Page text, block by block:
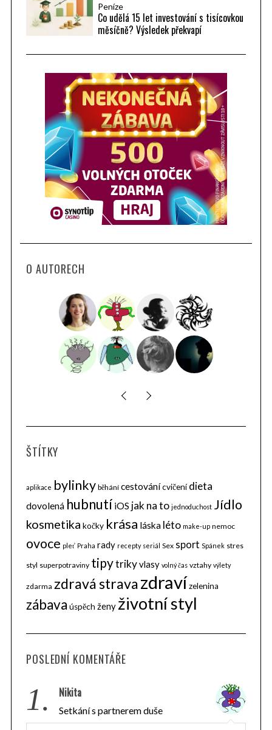
Peníze
Co udělá 15 let investování s tisícovkou
měsíčně? Výsledek překvapí
O AUTORECH
ŠTÍTKY
aplikace bylinky běhání cestovánícvičení dieta
dovolená hubnutí iOS jak na to jednoduchost Jídlo
kosmetika kočky krása láska léto make-up nemoc
ovoce pleť Praha rady recepty seriál Sex sport Spánek stres
styl superpotraviny tipytrikyvlasy volný čas vztahy výlety
zdarma zdravá stravazdravízelenina
zábava úspěch ženy životní styl
POSLEDNÍ KOMENTÁŘE
1. Nikita
Setkání s partnerem duše